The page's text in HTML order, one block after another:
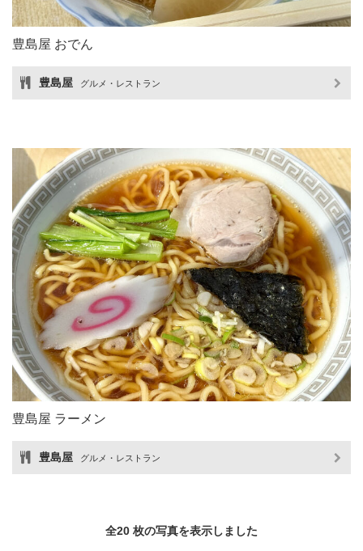
豊島屋 おでん
豊島屋 グルメ・レストラン
豊島屋 ラーメン
豊島屋 グルメ・レストラン
全20 枚の写真を表示しました